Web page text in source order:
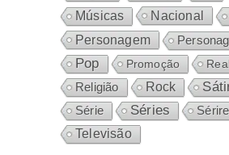
Músicas Nacional
Personagem
Pop Promoção
Religião
Rock
Série Séries
Televisão